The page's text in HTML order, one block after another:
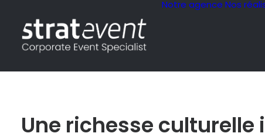
Notre agence Nos
Une richesse